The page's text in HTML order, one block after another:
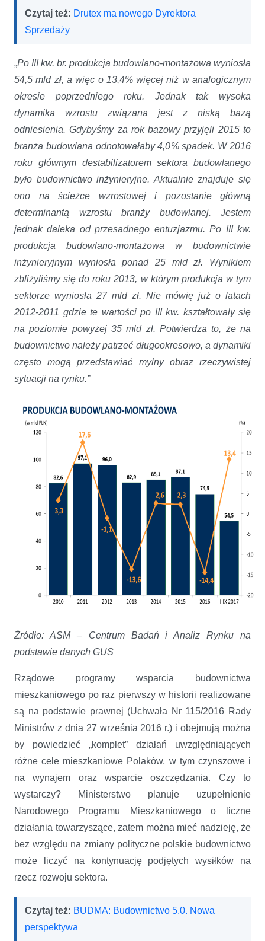
Czytaj też: Drutex ma nowego Dyrektora
Sprzedaży
„Po III kw. br. produkcja budowlano-montażowa wyniosła
54,5 mld zł, a więc o 13,4% więcej niż w analogicznym
okresie poprzedniego roku. Jednak tak wysoka
dynamika wzrostu związana jest z niską bazą
odniesienia. Gdybyśmy za rok bazowy przyjęli 2015 to
branża budowlana odnotowałaby 4,0% spadek. W 2016
roku głównym destabilizatorem sektora budowlanego
było budownictwo inżynieryjne. Aktualnie znajduje się
ono na ścieżce wzrostowej i pozostanie główną
determinantą wzrostu branży budowlanej. Jestem
jednak daleka od przesadnego entuzjazmu. Po III kw.
produkcja budowlano-montażowa w budownictwie
inżynieryjnym wyniosła ponad 25 mld zł. Wynikiem
zbliżyliśmy się do roku 2013, w którym produkcja w tym
sektorze wyniosła 27 mld zł. Nie mówię już o latach
2012-2011 gdzie te wartości po III kw. kształtowały się
na poziomie powyżej 35 mld zł. Potwierdza to, że na
budownictwo należy patrzeć długookresowo, a dynamiki
często mogą przedstawiać mylny obraz rzeczywistej
sytuacji na rynku.”
Źródło: ASM – Centrum Badań i Analiz Rynku na
podstawie danych GUS
Rządowe programy wsparcia budownictwa
mieszkaniowego po raz pierwszy w historii realizowane
są na podstawie prawnej (Uchwała Nr 115/2016 Rady
Ministrów z dnia 27 września 2016 r.) i obejmują można
by powiedzieć „komplet” działań uwzględniających
różne cele mieszkaniowe Polaków, w tym czynszowe i
na wynajem oraz wsparcie oszczędzania. Czy to
wystarczy? Ministerstwo planuje uzupełnienie
Narodowego Programu Mieszkaniowego o liczne
działania towarzyszące, zatem można mieć nadzieję, że
bez względu na zmiany polityczne polskie budownictwo
może liczyć na kontynuację podjętych wysiłków na
rzecz rozwoju sektora.
Czytaj też: BUDMA: Budownictwo 5.0. Nowa
perspektywa